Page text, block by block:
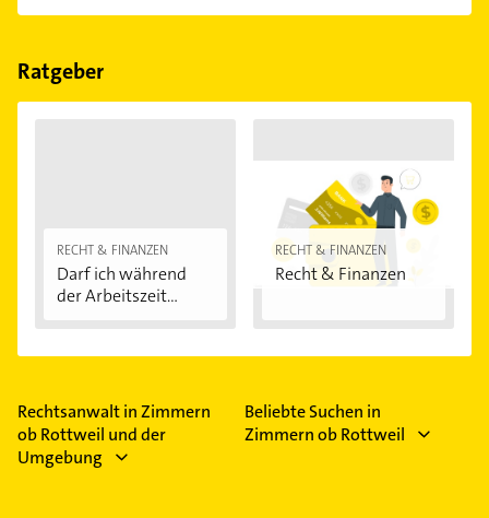
Folgende Leistungen werden angeboten:
Rechtsbeistand, Rechtsberatung und -auskunft und
Rechtsdienstleistung.
Ratgeber
RECHT & FINANZEN
Darf ich während
der Arbeitszeit...
RECHT & FINANZEN
Recht & Finanzen
Rechtsanwalt in Zimmern
ob Rottweil und der
Umgebung
Beliebte Suchen in
Zimmern ob Rottweil